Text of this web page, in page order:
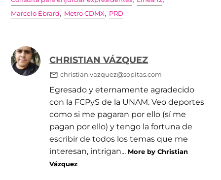
Marcelo Ebrard, Metro CDMX, PRD
CHRISTIAN VÁZQUEZ
christian.vazquez@sopitas.com
Egresado y eternamente agradecido
con la FCPyS de la UNAM. Veo deportes
como si me pagaran por ello (sí me
pagan por ello) y tengo la fortuna de
escribir de todos los temas que me
interesan, intrigan... More by Christian
Vázquez